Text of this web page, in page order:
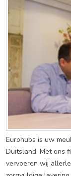
Eurohubs is uw
Duitsland. Met ons
vervoeren wij